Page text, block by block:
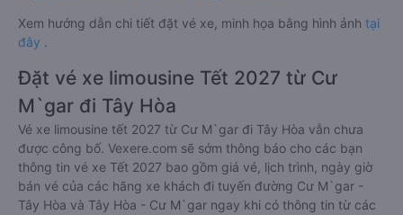
Xem hướng dẫn chi tiết đặt vé xe, minh họa bằng hình ảnh tại
đây .
Đặt vé xe limousine Tết 2027 từ Cư
M`gar đi Tây Hòa
Vé xe limousine tết 2027 từ Cư M`gar đi Tây Hòa vẫn chưa
được công bố. Vexere.com sẽ sớm thông báo cho các bạn
thông tin vé xe Tết 2027 bao gồm giá vé, lịch trình, ngày giờ
bán vé của các hãng xe khách đi tuyến đường Cư M`gar -
Tây Hòa và Tây Hòa - Cư M`gar ngay khi có thông tin từ các